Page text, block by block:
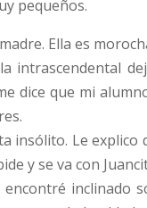
pequeños.
Ella es
intrascendental
dice que mi
insólito. Le
y se va con
inclinado